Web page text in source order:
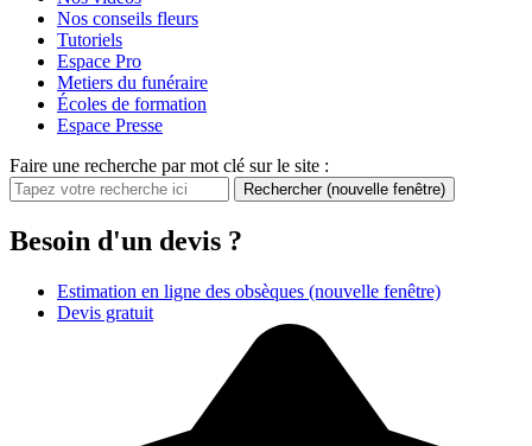
Nos conseils fleurs
Tutoriels
Espace Pro
Metiers du funéraire
Écoles de formation
Espace Presse
Faire une recherche par mot clé sur le site :
Rechercher (nouvelle fenêtre)
Besoin d'un devis ?
Estimation en ligne des obsèques (nouvelle fenêtre)
Devis gratuit